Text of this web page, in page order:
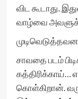
விட கூடாது.
வாழ்வை
சாவதை படம்
கொள்கிறான்.